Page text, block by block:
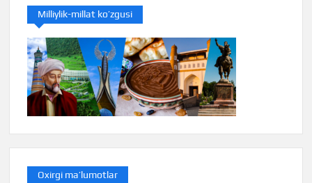
Milliylik-millat ko’zgusi
Oxirgi ma’lumotlar